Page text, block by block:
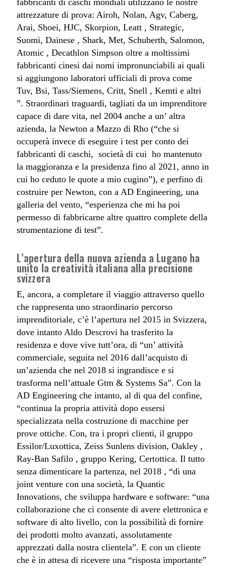
fabbricanti di caschi mondiali utilizzano le nostre
attrezzature di prova: Airoh, Nolan, Agv, Caberg,
Arai, Shoei, HJC, Skorpion, Leatt , Strategic,
Suomi, Dainese , Shark, Met, Schuberth, Salomon,
Atomic , Decathlon Simpson oltre a moltissimi
fabbricanti cinesi dai nomi impronunciabili ai quali
si aggiungono laboratori ufficiali di prova come
Tuv, Bsi, Tass/Siemens, Critt, Snell , Kemti e altri
”. Straordinari traguardi, tagliati da un imprenditore
capace di dare vita, nel 2004 anche a un’ altra
azienda, la Newton a Mazzo di Rho (“che si
occuperà invece di eseguire i test per conto dei
fabbricanti di caschi, società di cui ho mantenuto
la maggioranza e la presidenza fino al 2021, anno in
cui ho ceduto le quote a mio cugino”), e perfino di
costruire per Newton, con a AD Engineering, una
galleria del vento, “esperienza che mi ha poi
permesso di fabbricarne altre quattro complete della
strumentazione di test”.
L’apertura della nuova azienda a Lugano ha
unito la creatività italiana alla precisione
svizzera
E, ancora, a completare il viaggio attraverso quello
che rappresenta uno straordinario percorso
imprenditoriale, c’è l’apertura nel 2015 in Svizzera,
dove intanto Aldo Descrovi ha trasferito la
residenza e dove vive tutt’ora, di “un’ attività
commerciale, seguita nel 2016 dall’acquisto di
un’azienda che nel 2018 si ingrandisce e si
trasforma nell’attuale Gtm & Systems Sa”. Con la
AD Engineering che intanto, al di qua del confine,
“continua la propria attività dopo essersi
specializzata nella costruzione di macchine per
prove ottiche. Con, tra i propri clienti, il gruppo
Essilor/Luxottica, Zeiss Sunlens division, Oakley ,
Ray-Ban Safilo , gruppo Kering, Certottica. Il tutto
senza dimenticare la partenza, nel 2018 , “di una
joint venture con una società, la Quantic
Innovations, che sviluppa hardware e software: “una
collaborazione che ci consente di avere elettronica e
software di alto livello, con la possibilità di fornire
dei prodotti molto avanzati, assolutamente
apprezzati dalla nostra clientela”. E con un cliente
che è in attesa di ricevere una “risposta importante”